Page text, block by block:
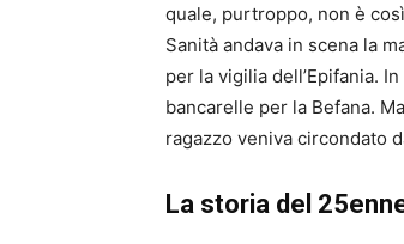
quale, purtroppo, non è
Sanità andava in scena la
per la vigilia dell’Epifania.
bancarelle per la Befana.
ragazzo veniva circondato
La storia del